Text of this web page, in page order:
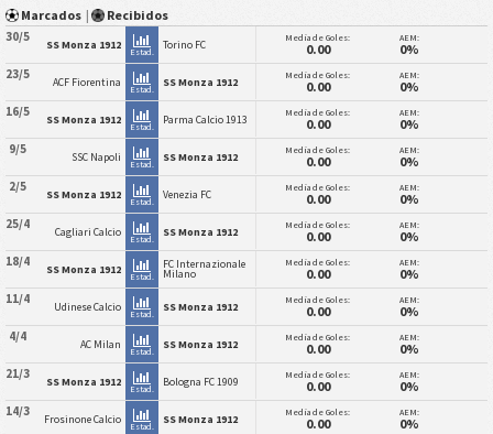
Marcados | Recibidos
30/5 SS Monza 1912
Estad.
Torino FC Media de Goles:
0.00
AEM:
0%
23/5 ACF Fiorentina
Estad.
SS Monza 1912 Media de Goles:
0.00
AEM:
0%
16/5 SS Monza 1912
Estad.
Parma Calcio 1913 Media de Goles:
0.00
AEM:
0%
9/5 SSC Napoli
Estad.
SS Monza 1912 Media de Goles:
0.00
AEM:
0%
2/5 SS Monza 1912
Estad.
Venezia FC Media de Goles:
0.00
AEM:
0%
25/4 Cagliari Calcio
Estad.
SS Monza 1912 Media de Goles:
0.00
AEM:
0%
18/4 SS Monza 1912
Estad.
FC Internazionale
Milano
Media de Goles:
0.00
AEM:
0%
11/4 Udinese Calcio
Estad.
SS Monza 1912 Media de Goles:
0.00
AEM:
0%
4/4 AC Milan
Estad.
SS Monza 1912 Media de Goles:
0.00
AEM:
0%
21/3 SS Monza 1912
Estad.
Bologna FC 1909 Media de Goles:
0.00
AEM:
0%
14/3 Frosinone Calcio
Estad.
SS Monza 1912 Media de Goles:
0.00
AEM:
0%